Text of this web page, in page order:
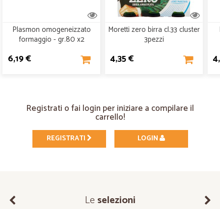
Plasmon omogeneizzato
formaggio - gr.80 x2
6,19 €
Moretti zero birra cl.33 cluster
3pezzi
4,35 €
Registrati o fai login per iniziare a compilare il
carrello!
REGISTRATI LOGIN
Leselezioni